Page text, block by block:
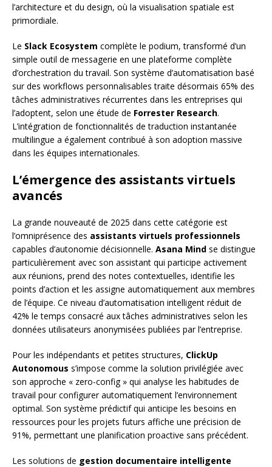
l’architecture et du design, où la visualisation spatiale est
primordiale.
Le Slack Ecosystem complète le podium, transformé d’un
simple outil de messagerie en une plateforme complète
d’orchestration du travail. Son système d’automatisation basé
sur des workflows personnalisables traite désormais 65% des
tâches administratives récurrentes dans les entreprises qui
l’adoptent, selon une étude de Forrester Research.
L’intégration de fonctionnalités de traduction instantanée
multilingue a également contribué à son adoption massive
dans les équipes internationales.
L’émergence des assistants virtuels
avancés
La grande nouveauté de 2025 dans cette catégorie est
l’omniprésence des assistants virtuels professionnels
capables d’autonomie décisionnelle. Asana Mind se distingue
particulièrement avec son assistant qui participe activement
aux réunions, prend des notes contextuelles, identifie les
points d’action et les assigne automatiquement aux membres
de l’équipe. Ce niveau d’automatisation intelligent réduit de
42% le temps consacré aux tâches administratives selon les
données utilisateurs anonymisées publiées par l’entreprise.
Pour les indépendants et petites structures, ClickUp
Autonomous s’impose comme la solution privilégiée avec
son approche « zero-config » qui analyse les habitudes de
travail pour configurer automatiquement l’environnement
optimal. Son système prédictif qui anticipe les besoins en
ressources pour les projets futurs affiche une précision de
91%, permettant une planification proactive sans précédent.
Les solutions de gestion documentaire intelligente